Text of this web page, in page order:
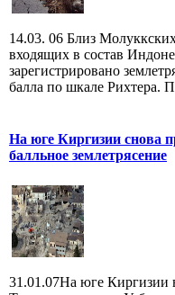
14.03. 06 Близ
входящих в состав
зарегистрировано
балла по шкале Рихтера.
На юге Киргизии снова
балльное землетрясение
31.01.07На юге Киргизии